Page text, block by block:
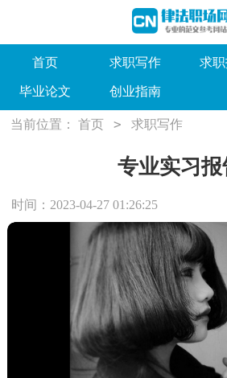
首页 求职写作 求
毕业论文 创业指南
当前位置： 首页 > 求职写作
专业实习报
时间：2023-04-27 01:26:25